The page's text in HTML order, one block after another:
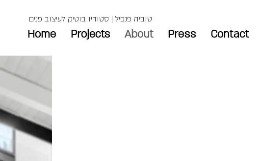
טוביה פנפיל | סטודיו בוטיק לעיצוב פנים
Home Projects About Press Contact